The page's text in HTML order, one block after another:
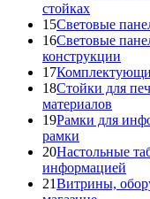
стойках
15Световые
16Световые
конструкции
17
18Стойки для
материалов
19Рамки для
рамки
20Настольные
информацией
21Витрины,